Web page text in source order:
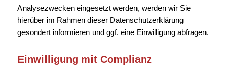
Analysezwecken eingesetzt werden, werden wir Sie
hierüber im Rahmen dieser Datenschutzerklärung
gesondert informieren und ggf. eine Einwilligung abfragen.
Einwilligung mit Complianz